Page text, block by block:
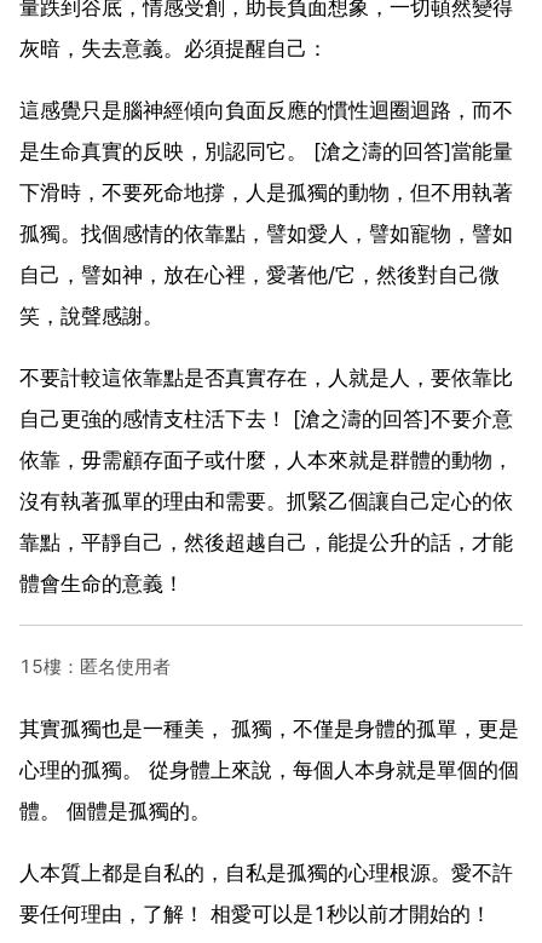
量跌到谷底，情感受創，助長負面想象，一切頓然變得
灰暗，失去意義。必須提醒自己：
這感覺只是腦神經傾向負面反應的慣性迴圈迴路，而不
是生命真實的反映，別認同它。 [滄之濤的回答]當能量
下滑時，不要死命地撐，人是孤獨的動物，但不用執著
孤獨。找個感情的依靠點，譬如愛人，譬如寵物，譬如
自己，譬如神，放在心裡，愛著他/它，然後對自己微
笑，說聲感謝。
不要計較這依靠點是否真實存在，人就是人，要依靠比
自己更強的感情支柱活下去！ [滄之濤的回答]不要介意
依靠，毋需顧存面子或什麼，人本來就是群體的動物，
沒有執著孤單的理由和需要。抓緊乙個讓自己定心的依
靠點，平靜自己，然後超越自己，能提公升的話，才能
體會生命的意義！
15樓：匿名使用者
其實孤獨也是一種美， 孤獨，不僅是身體的孤單，更是
心理的孤獨。 從身體上來說，每個人本身就是單個的個
體。 個體是孤獨的。
人本質上都是自私的，自私是孤獨的心理根源。愛不許
要任何理由，了解！ 相愛可以是1秒以前才開始的！